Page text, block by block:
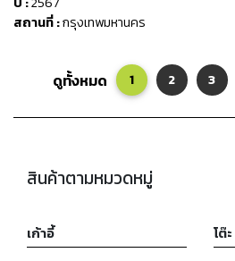
สถานที่ :กรุงเทพมหานคร
ดูทั้งหมด 1 2 3
สินค้าตามหมวดหมู่
เก้าอี้ โต๊ะ